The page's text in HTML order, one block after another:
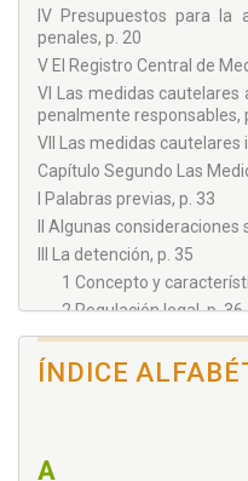
IV Presupuestos para la
penales, p. 20
V El Registro Central de
VI Las medidas cautelares
penalmente responsables,
VII Las medidas cautelares
Capítulo Segundo Las
I Palabras previas, p. 33
II Algunas
III La detención, p. 35
1 Concepto y
2 Regulación legal, p. 36
3 Finalidades
4 Requisitos para su
ÍNDICE
A